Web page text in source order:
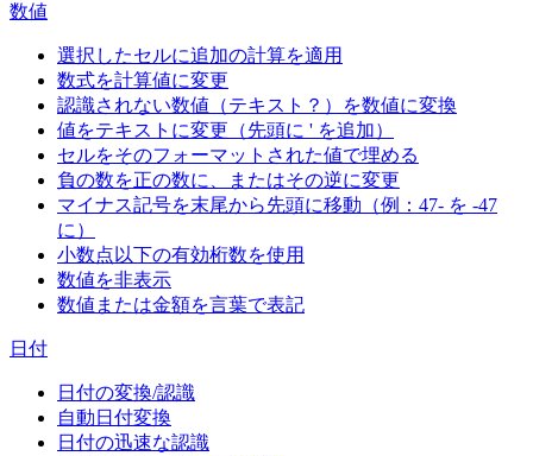
数値
選択したセルに追加の計算を適用
数式を計算値に変更
認識されない数値（テキスト？）を数値に変換
値をテキストに変更（先頭に ' を追加）
セルをそのフォーマットされた値で埋める
負の数を正の数に、またはその逆に変更
マイナス記号を末尾から先頭に移動（例：47- を -47
に）
小数点以下の有効桁数を使用
数値を非表示
数値または金額を言葉で表記
日付
日付の変換/認識
自動日付変換
日付の迅速な認識